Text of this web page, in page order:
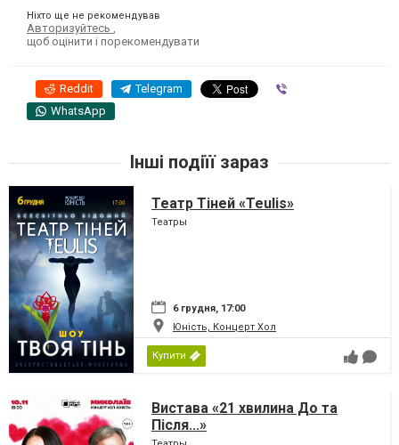
Ніхто ще не рекомендував
Авторизуйтесь
щоб оцінити і порекомендувати
Reddit Telegram
WhatsApp
Інші подіїї зараз
Театр Тіней «Teulis»
Театры
6 грудня, 17:00
Юність, Концерт Хол
Купити
Вистава «21 хвилина До та
Після...»